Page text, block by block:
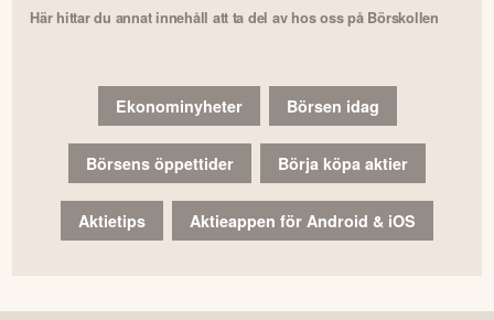
Här hittar du annat innehåll att ta del av hos oss på Börskollen
Ekonominyheter Börsen idag
Börsens öppettider Börja köpa aktier
Aktietips Aktieappen för Android & iOS